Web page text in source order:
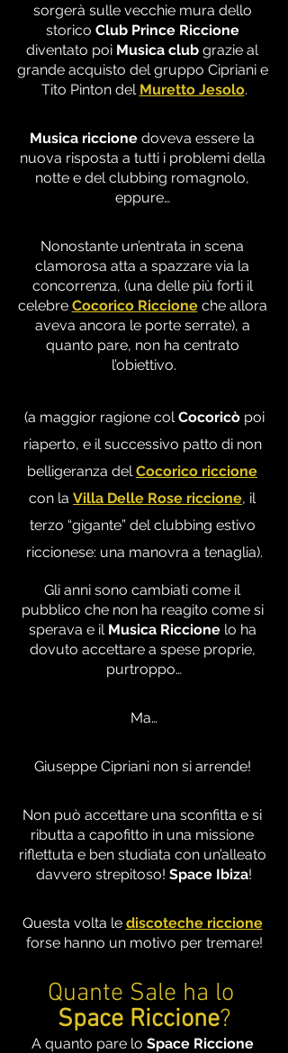
sorgerà sulle vecchie mura dello
storico Club Prince Riccione
diventato poi Musica club grazie al
grande acquisto del gruppo Cipriani e
Tito Pinton del Muretto Jesolo.
Musica riccione doveva essere la
nuova risposta a tutti i problemi della
notte e del clubbing romagnolo,
eppure…
Nonostante un’entrata in scena
clamorosa atta a spazzare via la
concorrenza, (una delle più forti il
celebre Cocorico Riccione che allora
aveva ancora le porte serrate), a
quanto pare, non ha centrato
l’obiettivo.
(a maggior ragione col Cocoricò poi
riaperto, e il successivo patto di non
belligeranza del Cocorico riccione
con la Villa Delle Rose riccione, il
terzo “gigante” del clubbing estivo
riccionese: una manovra a tenaglia).
Gli anni sono cambiati come il
pubblico che non ha reagito come si
sperava e il Musica Riccione lo ha
dovuto accettare a spese proprie,
purtroppo…
Ma…
Giuseppe Cipriani non si arrende!
Non può accettare una sconfitta e si
ributta a capofitto in una missione
riflettuta e ben studiata con un’alleato
davvero strepitoso! Space Ibiza!
Questa volta le discoteche riccione
forse hanno un motivo per tremare!
Quante Sale ha lo
Space Riccione?
A quanto pare lo Space Riccione